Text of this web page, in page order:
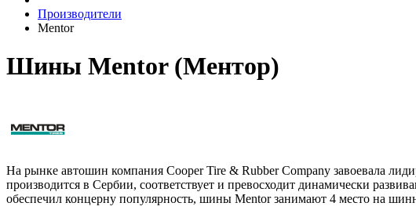
Производители
Mentor
Шины Mentor (Ментор)
На рынке автошин компания Cooper Tire & Rubber Company завоевала
производится в Сербии, соответствует и превосходит динамически
обеспечил концерну популярность, шины Mentor занимают 4 место на